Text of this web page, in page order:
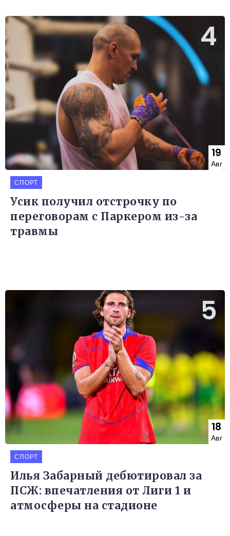
19
Авг
СПОРТ
Усик получил отстрочку по
переговорам с Паркером из-за
травмы
18
Авг
СПОРТ
Илья Забарный дебютировал за
ПСЖ: впечатления от Лиги 1 и
атмосферы на стадионе